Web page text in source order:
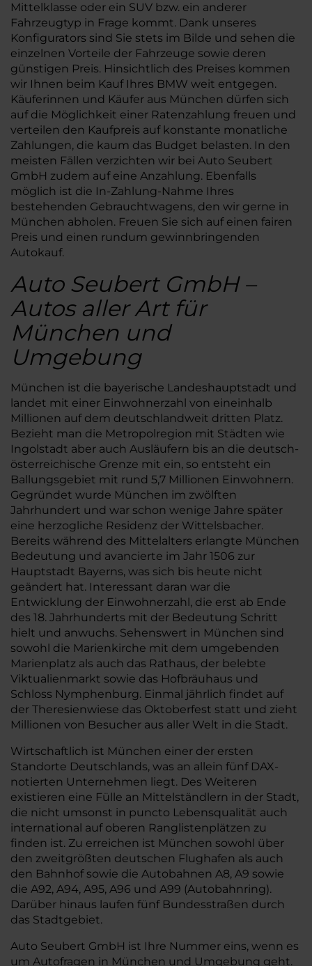
Mittelklasse oder ein SUV bzw. ein anderer
Fahrzeugtyp in Frage kommt. Dank unseres
Konfigurators sind Sie stets im Bilde und sehen die
einzelnen Vorteile der Fahrzeuge sowie deren
günstigen Preis. Hinsichtlich des Preises kommen
wir Ihnen beim Kauf Ihres BMW weit entgegen.
Käuferinnen und Käufer aus München dürfen sich
auf die Möglichkeit einer Ratenzahlung freuen und
verteilen den Kaufpreis auf konstante monatliche
Zahlungen, die kaum das Budget belasten. In den
meisten Fällen verzichten wir bei Auto Seubert
GmbH zudem auf eine Anzahlung. Ebenfalls
möglich ist die In-Zahlung-Nahme Ihres
bestehenden Gebrauchtwagens, den wir gerne in
München abholen. Freuen Sie sich auf einen fairen
Preis und einen rundum gewinnbringenden
Autokauf.
Auto Seubert GmbH –
Autos aller Art für
München und
Umgebung
München ist die bayerische Landeshauptstadt und
landet mit einer Einwohnerzahl von eineinhalb
Millionen auf dem deutschlandweit dritten Platz.
Bezieht man die Metropolregion mit Städten wie
Ingolstadt aber auch Ausläufern bis an die deutsch-
österreichische Grenze mit ein, so entsteht ein
Ballungsgebiet mit rund 5,7 Millionen Einwohnern.
Gegründet wurde München im zwölften
Jahrhundert und war schon wenige Jahre später
eine herzogliche Residenz der Wittelsbacher.
Bereits während des Mittelalters erlangte München
Bedeutung und avancierte im Jahr 1506 zur
Hauptstadt Bayerns, was sich bis heute nicht
geändert hat. Interessant daran war die
Entwicklung der Einwohnerzahl, die erst ab Ende
des 18. Jahrhunderts mit der Bedeutung Schritt
hielt und anwuchs. Sehenswert in München sind
sowohl die Marienkirche mit dem umgebenden
Marienplatz als auch das Rathaus, der belebte
Viktualienmarkt sowie das Hofbräuhaus und
Schloss Nymphenburg. Einmal jährlich findet auf
der Theresienwiese das Oktoberfest statt und zieht
Millionen von Besucher aus aller Welt in die Stadt.
Wirtschaftlich ist München einer der ersten
Standorte Deutschlands, was an allein fünf DAX-
notierten Unternehmen liegt. Des Weiteren
existieren eine Fülle an Mittelständlern in der Stadt,
die nicht umsonst in puncto Lebensqualität auch
international auf oberen Ranglistenplätzen zu
finden ist. Zu erreichen ist München sowohl über
den zweitgrößten deutschen Flughafen als auch
den Bahnhof sowie die Autobahnen A8, A9 sowie
die A92, A94, A95, A96 und A99 (Autobahnring).
Darüber hinaus laufen fünf Bundesstraßen durch
das Stadtgebiet.
Auto Seubert GmbH ist Ihre Nummer eins, wenn es
um Autofragen in München und Umgebung geht.